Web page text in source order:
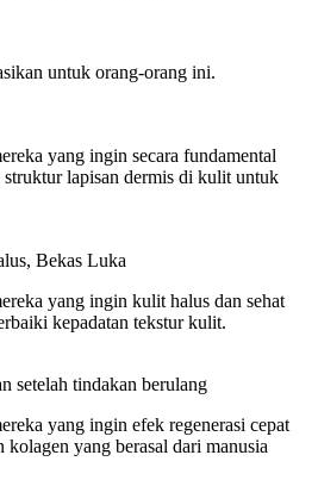
untuk orang-orang ini.
yang ingin secara fundamental
struktur lapisan dermis di kulit untuk
Bekas Luka
yang ingin kulit halus dan sehat
kepadatan tekstur kulit.
setelah tindakan berulang
yang ingin efek regenerasi cepat
kolagen yang berasal dari manusia